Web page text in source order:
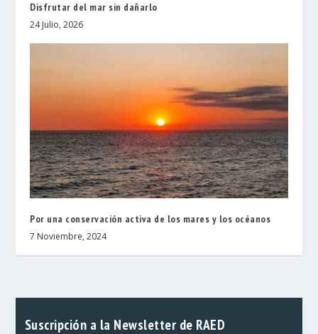
Disfrutar del mar sin dañarlo
24 Julio, 2026
Por una conservación activa de los mares y los océanos
7 Noviembre, 2024
Suscripción a la Newsletter de RAED